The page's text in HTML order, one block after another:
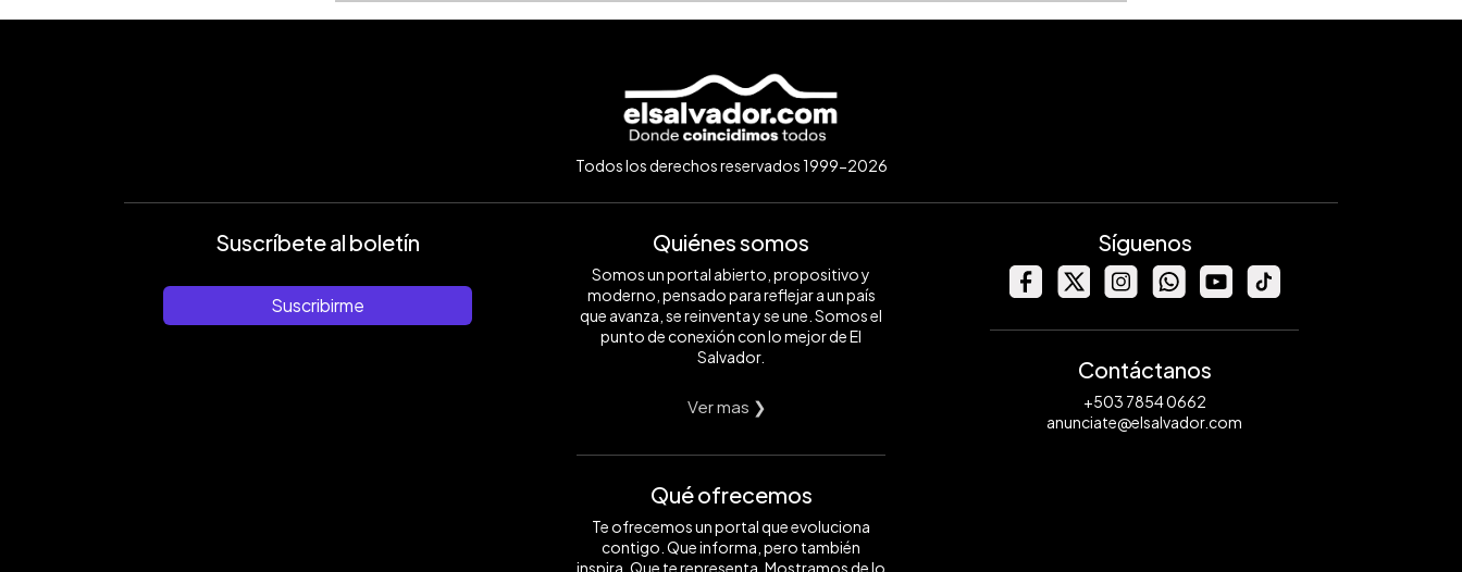
Todos los derechos reservados 1999-2026
Suscríbete al boletín
Suscribirme
Quiénes somos
Somos un portal abierto, propositivo y
moderno, pensado para reflejar a un país
que avanza, se reinventa y se une. Somos el
punto de conexión con lo mejor de El
Salvador.
Ver mas ❯
Qué ofrecemos
Te ofrecemos un portal que evoluciona
contigo. Que informa, pero también
inspira. Que te representa. Mostramos de lo
Síguenos
Contáctanos
+503 7854 0662
anunciate@elsalvador.com